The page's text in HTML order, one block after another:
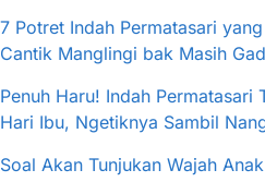
7 Potret Indah Permatasari
Cantik Manglingi bak Masih
Penuh Haru! Indah Permatasari
Hari Ibu, Ngetiknya Sambil
Soal Akan Tunjukan Wajah